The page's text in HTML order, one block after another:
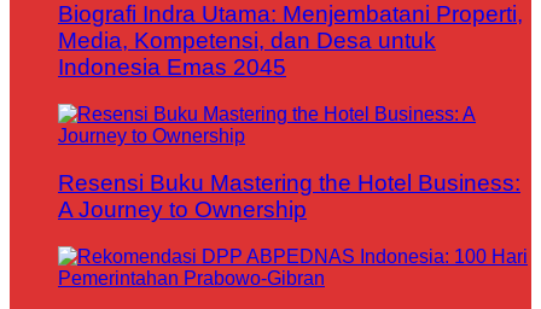
Biografi Indra Utama: Menjembatani Properti,
Media, Kompetensi, dan Desa untuk
Indonesia Emas 2045
Resensi Buku Mastering the Hotel Business:
A Journey to Ownership